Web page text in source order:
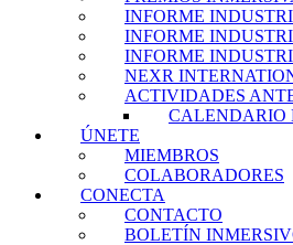
INFORME
INFORME
INFORME
NEXR
ACTIVIDADES
CALENDARIO
ÚNETE
MIEMBROS
COLABORADORES
CONECTA
CONTACTO
BOLETÍN